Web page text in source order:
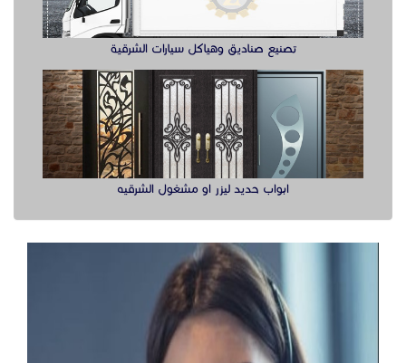
تصنيع صناديق وهياكل سيارات الشرقية
ابواب حديد ليزر او مشغول الشرقيه